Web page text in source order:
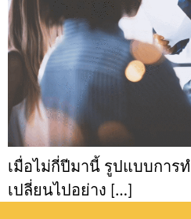
เมื่อไม่กี่ปีมานี้ รูปแบบการ
เปลี่ยนไปอย่าง […]